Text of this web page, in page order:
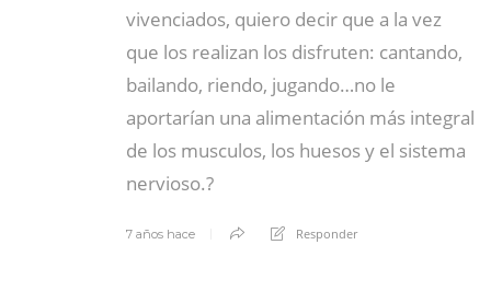
vivenciados, quiero decir que a la vez
que los realizan los disfruten: cantando,
bailando, riendo, jugando…no le
aportarían una alimentación más integral
de los musculos, los huesos y el sistema
nervioso.?
7 años hace Responder